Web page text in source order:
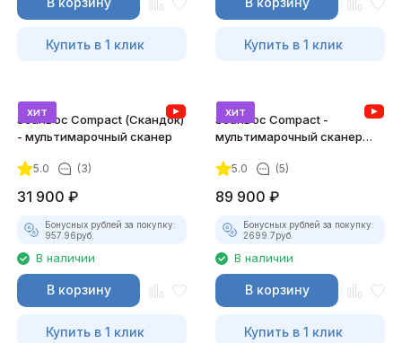
Купить в 1 клик Купить в 1 клик
хит
ScanDoc Compact (Скандок)
- мультимарочный сканер
5.0 (3)
31 900 ₽
Бонусных рублей за покупку:
957.96руб.
В наличии
В корзину
Купить в 1 клик
хит
ScanDoc Compact -
мультимарочный сканер
5.0 (5)
89 900 ₽
Бонусных рублей за покупку:
2699.7руб.
В наличии
В корзину
Купить в 1 клик